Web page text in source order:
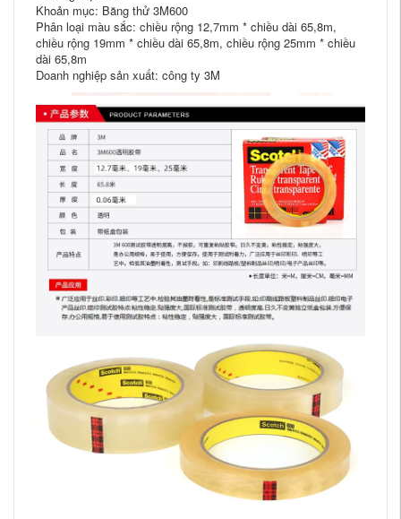
Khoản mục: Băng thử 3M600
Phân loại màu sắc: chiều rộng 12,7mm * chiều dài 65,8m,
chiều rộng 19mm * chiều dài 65,8m, chiều rộng 25mm * chiều
dài 65,8m
Doanh nghiệp sản xuất: công ty 3M